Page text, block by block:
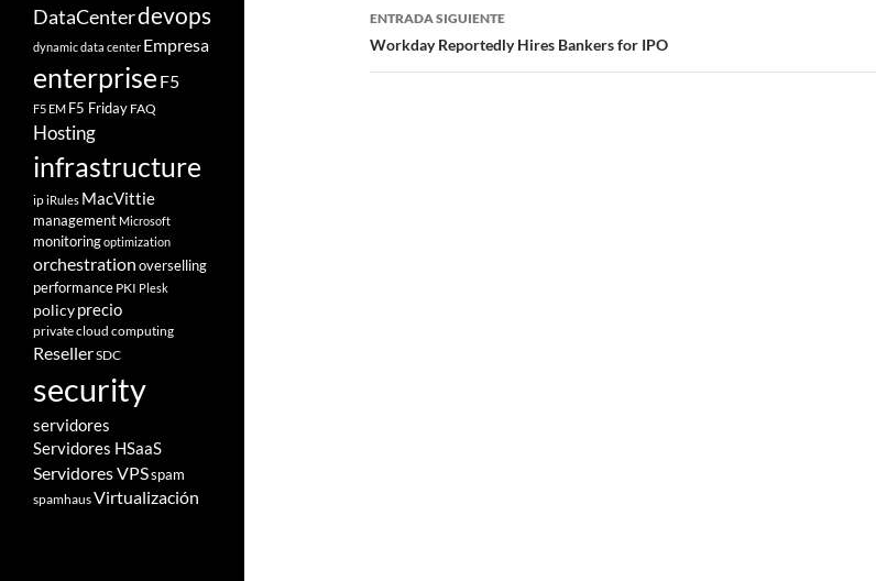
ENTRADA SIGUIENTE
Workday Reportedly Hires Bankers for IPO
DataCenterdevops
dynamic data center Empresa
enterprise F5
F5 EM F5 Friday FAQ
Hosting
infrastructure
ipiRules MacVittie
management Microsoft
monitoringoptimization
orchestrationoverselling
performance PKI Plesk
policyprecio
private cloud computing
ResellerSDC
security
servidores
Servidores HSaaS
Servidores VPSspam
spamhausVirtualización